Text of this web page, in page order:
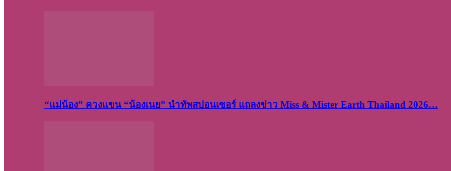
“แม่น้อง” ควงแขน “น้องเนย” นำทัพสปอนเซอร์ แถลงข่าว Miss & Mister Earth Thailand 2026…